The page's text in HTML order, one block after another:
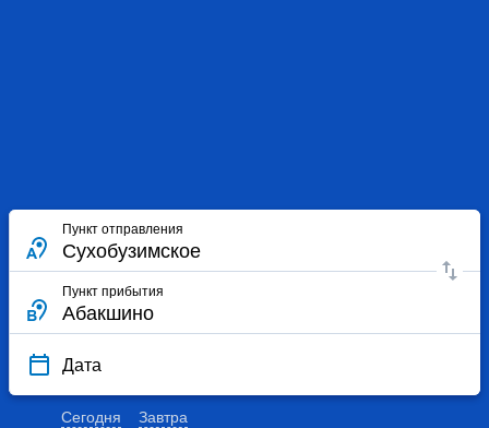
Пункт отправления
Пункт прибытия
Дата
Сегодня Завтра